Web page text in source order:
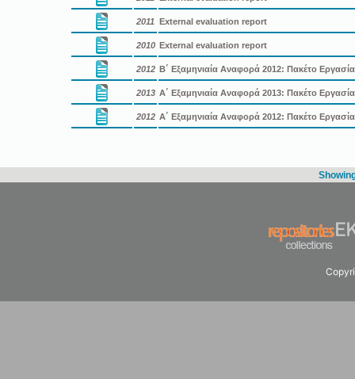
2011 External evaluation report
2010 External evaluation report
2012 B΄ Εξαμηνιαία Αναφορά 2012: Πακέτο
2013 A΄ Εξαμηνιαία Αναφορά 2013: Πακέτο
2012 A΄ Εξαμηνιαία Αναφορά 2012: Πακέτο